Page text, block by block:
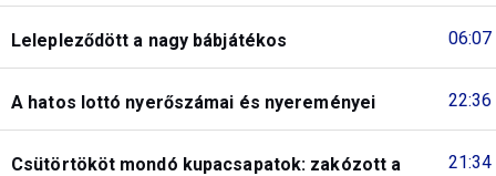
06:07
Lelepleződött a nagy bábjátékos
22:36
A hatos lottó nyerőszámai és nyereményei
21:34
Csütörtököt mondó kupacsapatok: zakózott a